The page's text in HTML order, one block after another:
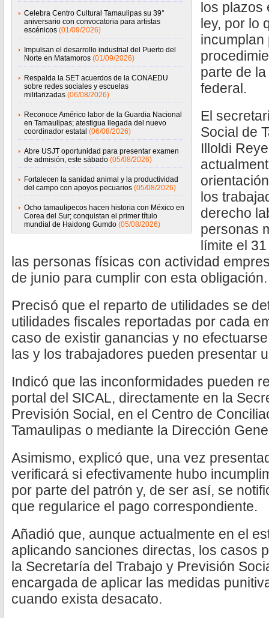
Celebra Centro Cultural Tamaulipas su 39°
aniversario con convocatoria para artistas
escénicos (01/09/2026)
Impulsan el desarrollo industrial del Puerto del
Norte en Matamoros (01/09/2026)
Respalda la SET acuerdos de la CONAEDU
sobre redes sociales y escuelas
militarizadas (06/08/2026)
Reconoce Américo labor de la Guardia Nacional
en Tamaulipas; atestigua llegada del nuevo
coordinador estatal (06/08/2026)
Abre USJT oportunidad para presentar examen
de admisión, este sábado (05/08/2026)
Fortalecen la sanidad animal y la productividad
del campo con apoyos pecuarios (05/08/2026)
Ocho tamaulipecos hacen historia con México en
Corea del Sur; conquistan el primer título
mundial de Haidong Gumdo (05/08/2026)
los plazos
ley, por lo
incumplan
parte de
federal.
El
Social de
Illoldi
los
derecho
personas
límite el
las personas físicas con actividad
de junio para cumplir con esta obligación.
Precisó que el reparto de utilidades se
utilidades fiscales reportadas por cada
caso de existir ganancias y no
las y los trabajadores pueden presentar
Indicó que las inconformidades pueden
portal del SICAL, directamente en la
Previsión Social, en el Centro de
Tamaulipas o mediante la Dirección
Asimismo, explicó que, una vez
verificará si efectivamente hubo
por parte del patrón y, de ser así, se
que regularice el pago correspondiente.
Añadió que, aunque actualmente en el
aplicando sanciones directas, los casos
la Secretaría del Trabajo y Previsión
encargada de aplicar las medidas
cuando exista desacato.